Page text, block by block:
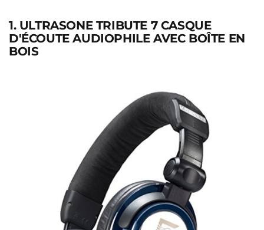
1. ULTRASONE TRIBUTE 7 CASQUE
D'ÉCOUTE AUDIOPHILE AVEC BOÎTE EN
BOIS